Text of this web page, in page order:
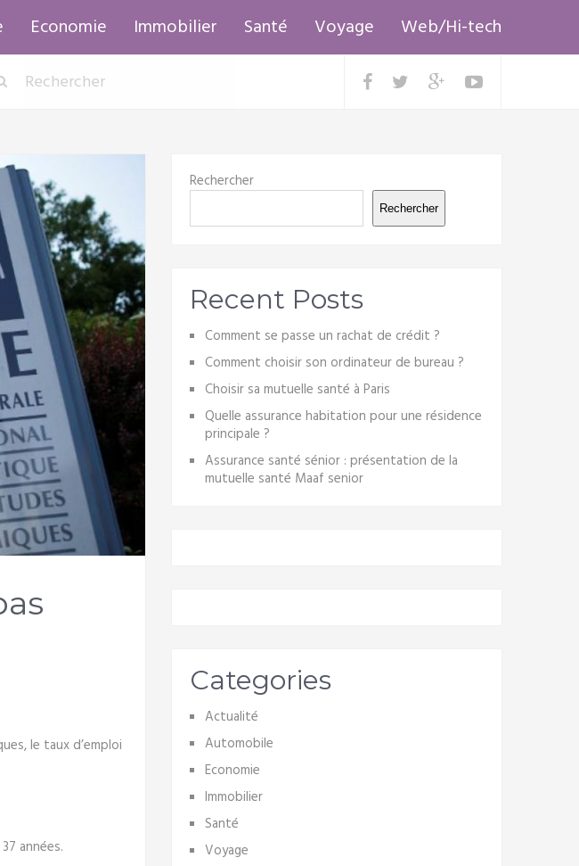
Economie Immobilier Santé Voyage Web/Hi-tech
le taux d’emploi
années.
Rechercher
Rechercher
Recent Posts
Comment se passe un rachat de crédit ?
Comment choisir son ordinateur de bureau ?
Choisir sa mutuelle santé à Paris
Quelle assurance habitation pour une résidence
principale ?
Assurance santé sénior : présentation de la
mutuelle santé Maaf senior
Categories
Actualité
Automobile
Economie
Immobilier
Santé
Voyage